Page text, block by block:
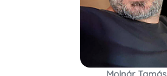
Molnár Tamás